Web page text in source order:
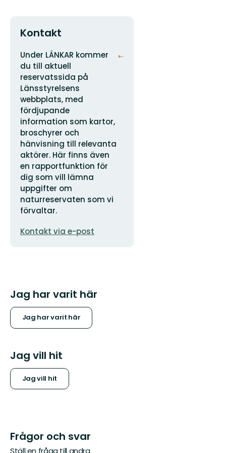
Kontakt
Adress
Under LÄNKAR kommer
du till aktuell
reservatssida på
Länsstyrelsens
webbplats, med
fördjupande
information som kartor,
broschyrer och
hänvisning till relevanta
aktörer. Här finns även
en rapportfunktion för
dig som vill lämna
uppgifter om
naturreservaten som vi
förvaltar.
postadress
Kontakt via e-post
Organisationens
Jag har varit här
Jag har varit här
Jag vill hit
Jag vill hit
Frågor och svar
Ställ en fråga till andra